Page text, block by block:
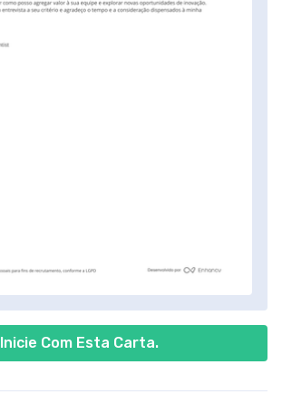
Inicie Com Esta Carta.